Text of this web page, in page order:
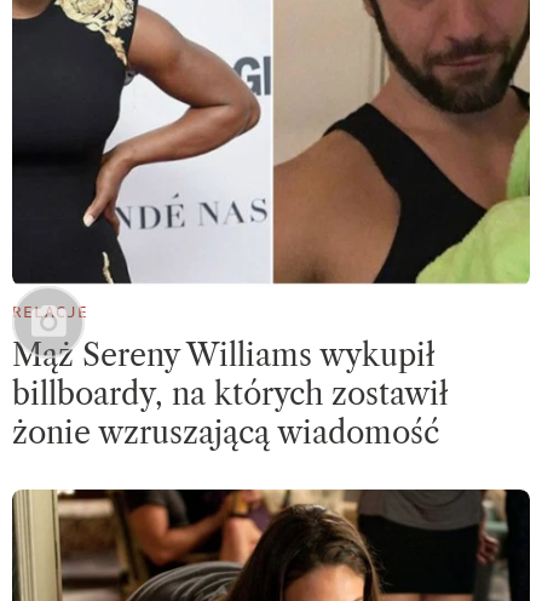
RELACJE
Mąż Sereny Williams wykupił
billboardy, na których zostawił
żonie wzruszającą wiadomość